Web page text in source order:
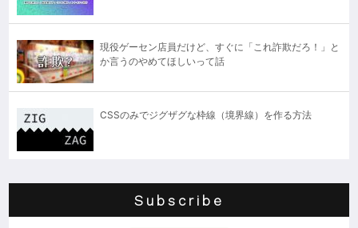
現役ゲーセン店員だけど、すぐに「これ詐欺だろ！」と
か言うのやめてほしいって話
CSSのみでジグザグな枠線（境界線）を作る方法
Subscribe